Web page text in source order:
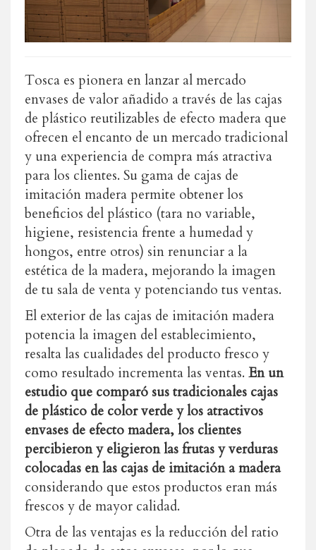
Tosca es pionera en lanzar al mercado
envases de valor añadido a través de las cajas
de plástico reutilizables de efecto madera que
ofrecen el encanto de un mercado tradicional
y una experiencia de compra más atractiva
para los clientes. Su gama de cajas de
imitación madera permite obtener los
beneficios del plástico (tara no variable,
higiene, resistencia frente a humedad y
hongos, entre otros) sin renunciar a la
estética de la madera, mejorando la imagen
de tu sala de venta y potenciando tus ventas.
El exterior de las cajas de imitación madera
potencia la imagen del establecimiento,
resalta las cualidades del producto fresco y
como resultado incrementa las ventas. En un
estudio que comparó sus tradicionales cajas
de plástico de color verde y los atractivos
envases de efecto madera, los clientes
percibieron y eligieron las frutas y verduras
colocadas en las cajas de imitación a madera
considerando que estos productos eran más
frescos y de mayor calidad.
Otra de las ventajas es la reducción del ratio